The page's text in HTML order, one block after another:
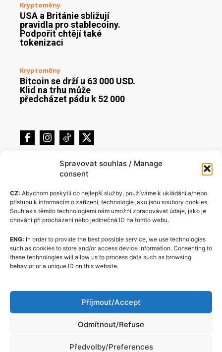
Spravovat souhlas / Manage
consent
CZ: Abychom poskytli co nejlepší služby, používáme k ukládání a/nebo
přístupu k informacím o zařízení, technologie jako jsou soubory cookies.
Souhlas s těmito technologiemi nám umožní zpracovávat údaje, jako je
chování při procházení nebo jedinečná ID na tomto webu.
ENG: In order to provide the best possible service, we use technologies
such as cookies to store and/or access device information. Consenting to
these technologies will allow us to process data such as browsing
behavior or a unique ID on this website.
Příjmout/Accept
Odmítnout/Refuse
Předvolby/Preferences
Kryptoměny
USA a Británie sbližují
pravidla pro stablecoiny.
Podpořit chtějí také
tokenizaci
Kryptoměny
Bitcoin se drží u 63 000 USD.
Klid na trhu může
předcházet pádu k 52 000
Zásady cookies (EU)
GDPR
Redakční kodex